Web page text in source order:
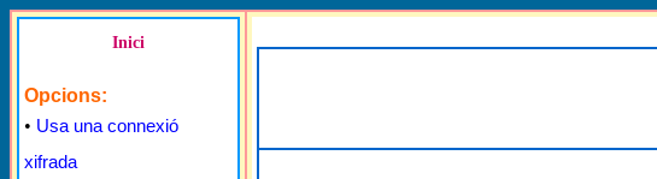
Inici
Opcions:
• Usa una connexió
xifrada